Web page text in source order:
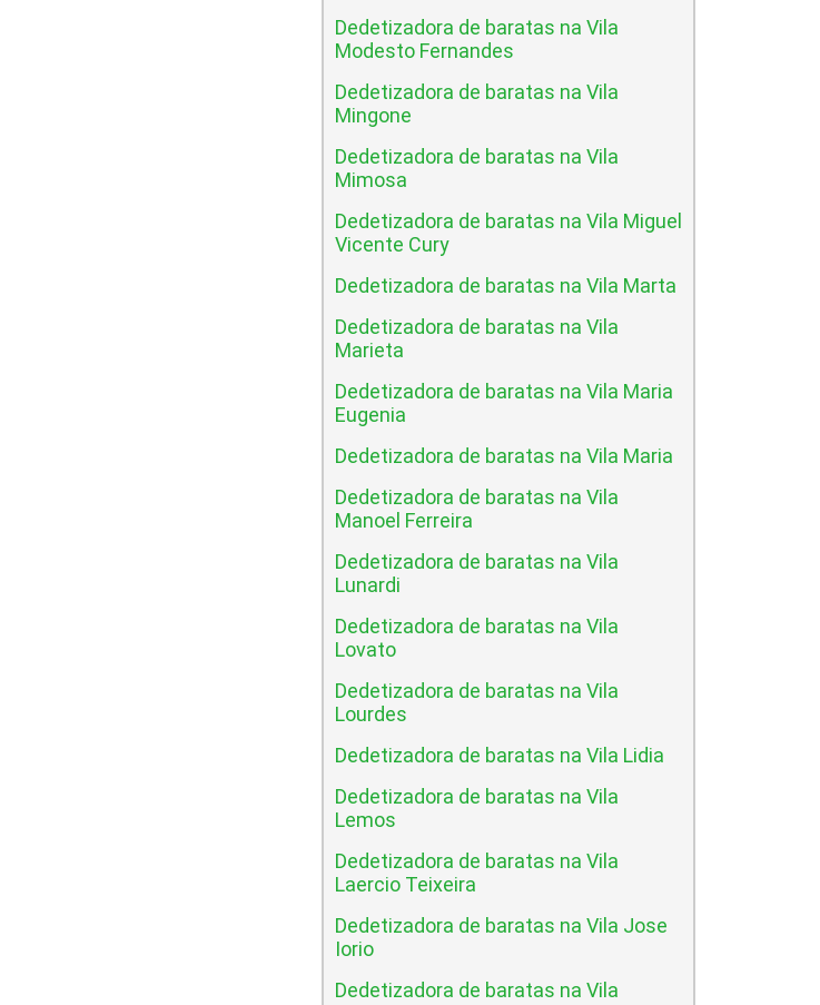
Dedetizadora de baratas na Vila
Modesto Fernandes
Dedetizadora de baratas na Vila
Mingone
Dedetizadora de baratas na Vila
Mimosa
Dedetizadora de baratas na Vila Miguel
Vicente Cury
Dedetizadora de baratas na Vila Marta
Dedetizadora de baratas na Vila
Marieta
Dedetizadora de baratas na Vila Maria
Eugenia
Dedetizadora de baratas na Vila Maria
Dedetizadora de baratas na Vila
Manoel Ferreira
Dedetizadora de baratas na Vila
Lunardi
Dedetizadora de baratas na Vila
Lovato
Dedetizadora de baratas na Vila
Lourdes
Dedetizadora de baratas na Vila Lidia
Dedetizadora de baratas na Vila
Lemos
Dedetizadora de baratas na Vila
Laercio Teixeira
Dedetizadora de baratas na Vila Jose
Iorio
Dedetizadora de baratas na Vila